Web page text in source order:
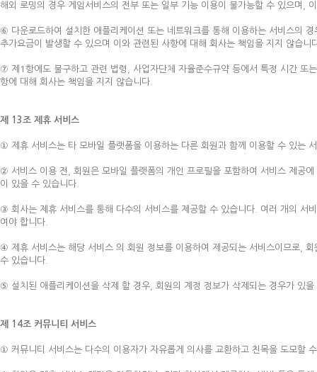
해외 로밍의 경우 게임서비스의 전부 또는 일부 기능 이용이 불가능할 수 있으며,
⑥ 다운로드하여 설치한 애플리케이션 또는 네트워크를 통해 이용하는 서비스의
추가요금이 발생할 수 있으며 이와 관련된 사항에 대해 회사는 책임을 지지 않습니
⑦ 제1항에도 불구하고 관련 법령, 사업자단체 자율준수규약 등에서 특정 시간 또
항에 대해 회사는 책임을 지지 않습니다.
제 13조 제휴 서비스
① 제휴 서비스는 타 모바일 플랫폼을 이용하는 다른 회원과 함께 이용할 수 있는
② 서비스 이용 전, 회원은 모바일 플랫폼의 개인 프로필을 포함하여 서비스 제공
이 있을 수 있습니다.
③ 회사는 제휴 서비스를 통해 다수의 서비스를 제공할 수 있습니다. 여러 개의 서
여야 합니다.
④ 제휴 서비스는 해당 서비스 의 회원 정보를 이용하여 제공되는 서비스이므로,
수 있습니다.
⑤ 설치된 애플리케이션을 삭제 할 경우, 회원의 계정 정보가 삭제되는 경우가 있
제 14조 커뮤니티 서비스
① 커뮤니티 서비스는 다수의 이용자가 자유롭게 의사를 교환하고 친목을 도모할